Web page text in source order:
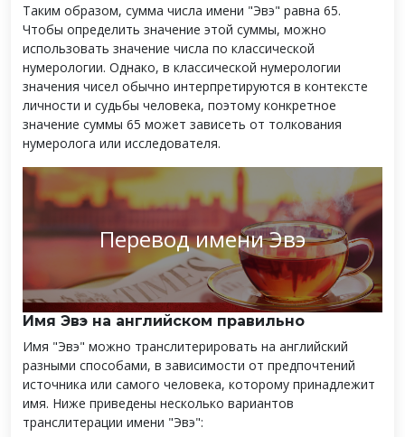
Таким образом, сумма числа имени "Эвэ" равна 65.
Чтобы определить значение этой суммы, можно
использовать значение числа по классической
нумерологии. Однако, в классической нумерологии
значения чисел обычно интерпретируются в контексте
личности и судьбы человека, поэтому конкретное
значение суммы 65 может зависеть от толкования
нумеролога или исследователя.
Перевод имени Эвэ
Имя Эвэ на английском правильно
Имя "Эвэ" можно транслитерировать на английский
разными способами, в зависимости от предпочтений
источника или самого человека, которому принадлежит
имя. Ниже приведены несколько вариантов
транслитерации имени "Эвэ":